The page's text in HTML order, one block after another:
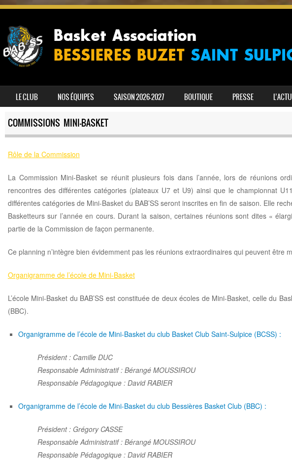
MENU
SKIP TO CONTENT
LE CLUB NOS ÉQUIPES SAISON 2026-2027 BOUTIQUE PRESSE
COMMISSIONS MINI-BASKET
Rôle de la Commission
La Commission Mini-Basket se réunit plusieurs fois dans l’année, lors de réunions
rencontres des différentes catégories (plateaux U7 et U9) ainsi que le championnat
différentes catégories de Mini-Basket du BAB’SS seront inscrites en fin de saison. Elle
Basketteurs sur l’année en cours. Durant la saison, certaines réunions sont dites «
partie de la Commission de façon permanente.
Ce planning n’intègre bien évidemment pas les réunions extraordinaires qui peuvent être
Organigramme de l’école de Mini-Basket
L’école Mini-Basket du BAB’SS est constituée de deux écoles de Mini-Basket, celle du
(BBC).
Organigramme de l’école de Mini-Basket du club Basket Club Saint-Sulpice (BCSS) :
Président : Camille DUC
Responsable Administratif : Bérangé MOUSSIROU
Responsable Pédagogique : David RABIER
Organigramme de l’école de Mini-Basket du club Bessières Basket Club (BBC) :
Président : Grégory CASSE
Responsable Administratif : Bérangé MOUSSIROU
Responsable Pédagogique : David RABIER